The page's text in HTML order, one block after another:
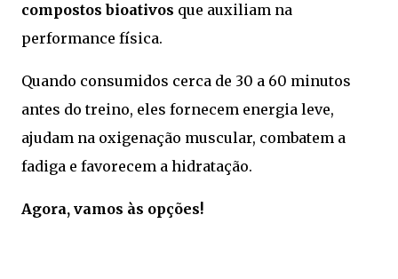
compostos bioativos que auxiliam na
performance física.
Quando consumidos cerca de 30 a 60 minutos
antes do treino, eles fornecem energia leve,
ajudam na oxigenação muscular, combatem a
fadiga e favorecem a hidratação.
Agora, vamos às opções!